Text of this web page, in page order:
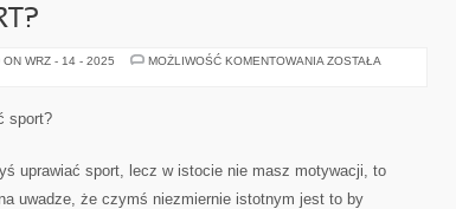
ON WRZ - 14 - 2025 MOŻLIWOŚĆ KOMENTOWANIA Z
ZOSTAŁA
sport?
uprawiać sport, lecz w istocie nie masz motywacji, to
uwadze, że czymś niezmiernie istotnym jest to by